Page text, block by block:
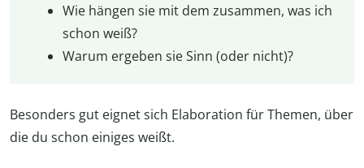
Wie hängen sie mit dem zusammen, was ich
schon weiß?
Warum ergeben sie Sinn (oder nicht)?
Besonders gut eignet sich Elaboration für Themen, über
die du schon einiges weißt.